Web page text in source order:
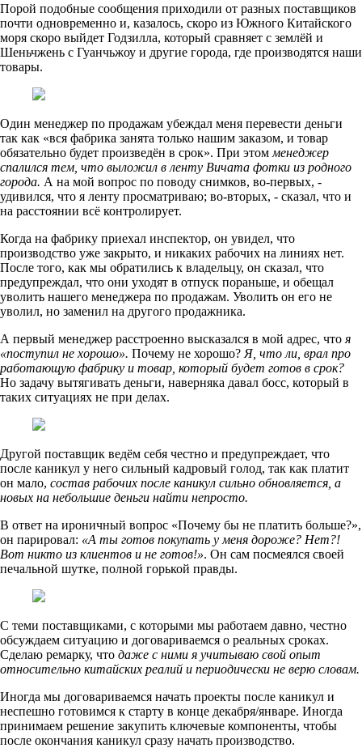
Порой подобные сообщения приходили от разных поставщиков
почти одновременно и, казалось, скоро из Южного Китайского
моря скоро выйдет Годзилла, который сравняет с землёй и
Шеньчжень с Гуанчьжоу и другие города, где производятся наши
товары.
Один менеджер по продажам убеждал меня перевести деньги
так как «вся фабрика занята только нашим заказом, и товар
обязательно будет произведён в срок». При этом менеджер
спалился тем, что выложил в ленту Вичата фотки из родного
города. А на мой вопрос по поводу снимков, во-первых, -
удивился, что я ленту просматриваю; во-вторых, - сказал, что и
на расстоянии всё контролирует.
Когда на фабрику приехал инспектор, он увидел, что
производство уже закрыто, и никаких рабочих на линиях нет.
После того, как мы обратились к владельцу, он сказал, что
предупреждал, что они уходят в отпуск пораньше, и обещал
уволить нашего менеджера по продажам. Уволить он его не
уволил, но заменил на другого продажника.
А первый менеджер расстроенно высказался в мой адрес, что я
«поступил не хорошо». Почему не хорошо? Я, что ли, врал про
работающую фабрику и товар, который будет готов в срок?
Но задачу вытягивать деньги, наверняка давал босс, который в
таких ситуациях не при делах.
Другой поставщик ведём себя честно и предупреждает, что
после каникул у него сильный кадровый голод, так как платит
он мало, состав рабочих после каникул сильно обновляется, а
новых на небольшие деньги найти непросто.
В ответ на ироничный вопрос «Почему бы не платить больше?»,
он парировал: «А ты готов покупать у меня дороже? Нет?!
Вот никто из клиентов и не готов!». Он сам посмеялся своей
печальной шутке, полной горькой правды.
С теми поставщиками, с которыми мы работаем давно, честно
обсуждаем ситуацию и договариваемся о реальных сроках.
Сделаю ремарку, что даже с ними я учитываю свой опыт
относительно китайских реалий и периодически не верю словам.
Иногда мы договариваемся начать проекты после каникул и
неспешно готовимся к старту в конце декабря/январе. Иногда
принимаем решение закупить ключевые компоненты, чтобы
после окончания каникул сразу начать производство.